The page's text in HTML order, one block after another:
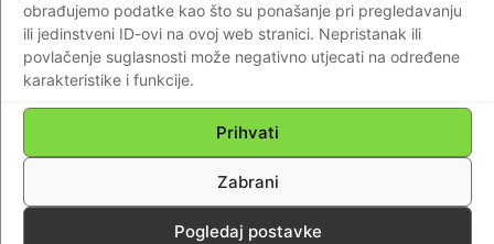
obrađujemo podatke kao što su ponašanje pri pregledavanju
ili jedinstveni ID-ovi na ovoj web stranici. Nepristanak ili
povlačenje suglasnosti može negativno utjecati na određene
karakteristike i funkcije.
Prihvati
Zabrani
Pogledaj postavke
Impressum Kontaktirajte nas Pravila o privatnosti
© Newspaper WordPress Theme by TagDiv